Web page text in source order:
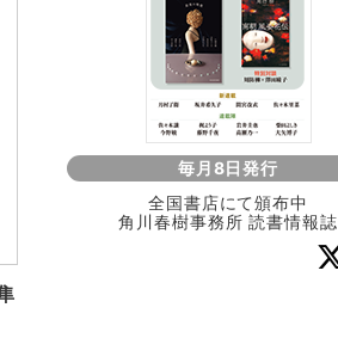
毎月8日発行
全国書店にて頒布中
角川春樹事務所 読書情報誌